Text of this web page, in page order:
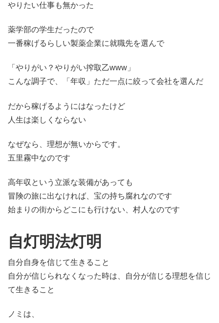
やりたい仕事も無かった
薬学部の学生だったので
一番稼げるらしい製薬企業に就職先を選んで
「やりがい？やりがい搾取乙www」
こんな調子で、「年収」ただ一点に絞って会社を選んだ
だから稼げるようにはなったけど
人生は楽しくならない
なぜなら、理想が無いからです。
五里霧中なのです
高年収という立派な装備があっても
冒険の旅に出なければ、宝の持ち腐れなのです
始まりの街からどこにも行けない、村人なのです
自灯明法灯明
自分自身を信じて生きること
自分が信じられなくなった時は、自分が信じる理想を信じ
て生きること
ノミは、